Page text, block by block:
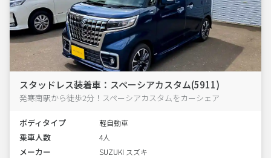
スタッドレス装着車：スペーシアカスタム(5911)
発寒南駅から徒歩2分！スペーシアカスタムをカーシェア
ボディタイプ 軽自動車
乗車人数 4人
メーカー SUZUKI スズキ